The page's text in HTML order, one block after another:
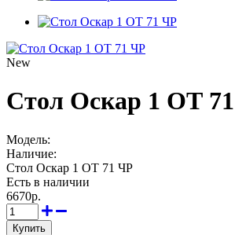
New
Стол Оскар 1 ОТ
Модель:
Наличие:
Стол Оскар 1 ОТ 71 ЧР
Есть в наличии
6670р.